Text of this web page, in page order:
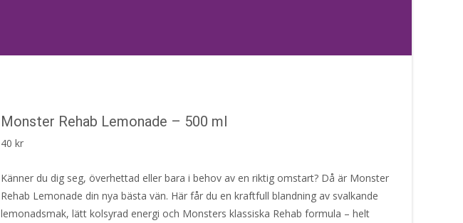
Monster Rehab Lemonade – 500 ml
40 kr
Känner du dig seg, överhettad eller bara i behov av en riktig omstart? Då är Monster
Rehab Lemonade din nya bästa vän. Här får du en kraftfull blandning av svalkande
lemonadsmak, lätt kolsyrad energi och Monsters klassiska Rehab formula – helt